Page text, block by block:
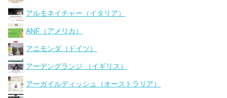
アルモネイチャー（イタリア）
ANF（アメリカ）
アニモンダ（ドイツ）
アーデングランジ （イギリス）
アーガイルディッシュ（オーストラリア）